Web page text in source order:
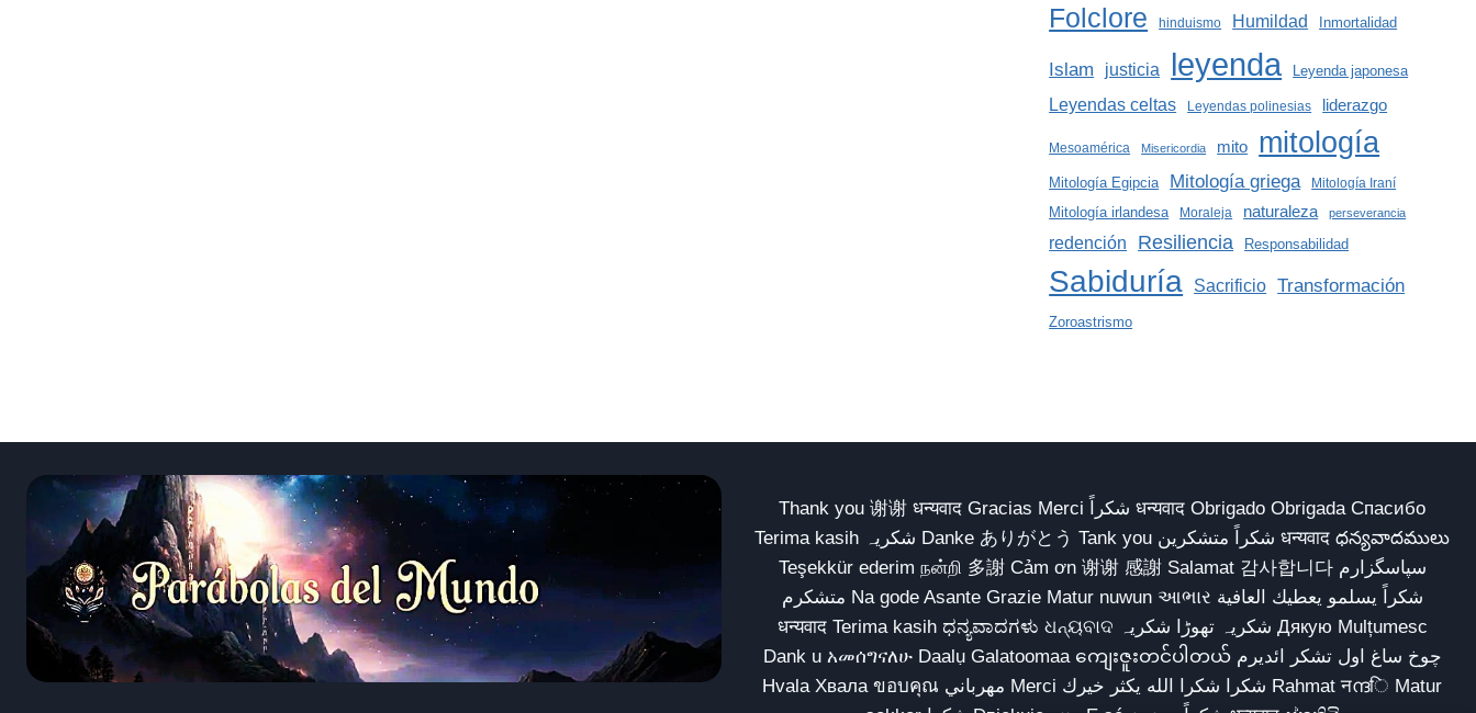
Folclore hinduismo Humildad Inmortalidad
Islam justicia leyenda Leyenda japonesa
Leyendas celtas Leyendas polinesias liderazgo
Mesoamérica Misericordia mito mitología
Mitología Egipcia Mitología griega Mitología Iraní
Mitología irlandesa Moraleja naturaleza perseverancia
redención Resiliencia Responsabilidad
Sabiduría Sacrificio Transformación
Zoroastrismo
Thank you 谢谢 धन्यवाद Gracias Merci شكراً धन्यवाद Obrigado Obrigada Спасибо
Terima kasih شکریہ Danke ありがとう Tank you شكراً متشكرين धन्यवाद ధన్యవాదములు
Teşekkür ederim நன்றி 多謝 Cảm ơn 谢谢 感謝 Salamat 감사합니다 سپاسگزارم
متشکرم Na gode Asante Grazie Matur nuwun આભાર شكراً يسلمو يعطيك العافية
धन्यवाद Terima kasih ಧನ್ಯವಾದಗಳು ଧନ୍ୟବାଦ شکریہ تھوڑا شکریہ Дякую Mulțumesc
Dank u አመሰግናለሁ Daalụ Galatoomaa ကျေးဇူးတင်ပါတယ် چوخ ساغ اول تشکر ائدیرم
Hvala Хвала ขอบคุณ مهرباني Merci شكرا شكرا الله يكثر خيرك Rahmat नന്ദि Matur